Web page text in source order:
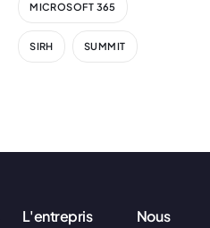
MICROSOFT 365
SIRH SUMMIT
L'entrepris
Nous